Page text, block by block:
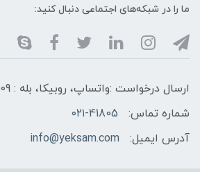
ما را در شبکه‌های اجتماعی دنبال کنید:
ارسال درخواست :واتساپ، روبیکا، بله : 09021000409
شماره تماس:
۰۲۱-41805
آدرس ایمیل:
info@yeksam.com